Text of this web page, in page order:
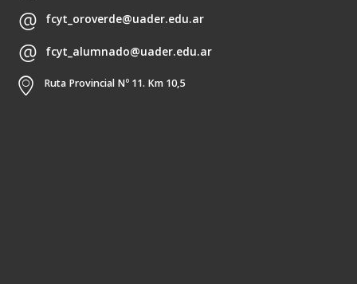
fcyt_oroverde@uader.edu.ar
fcyt_alumnado@uader.edu.ar
Ruta Provincial Nº 11. Km 10,5